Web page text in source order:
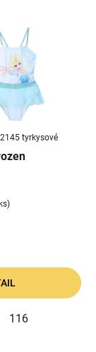
tyrkysové
116